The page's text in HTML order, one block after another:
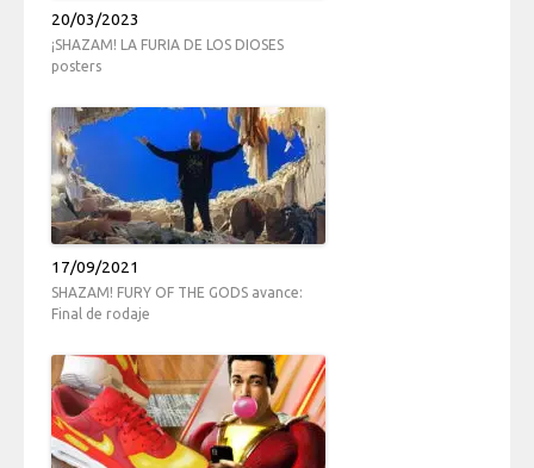
20/03/2023
¡SHAZAM! LA FURIA DE LOS DIOSES
posters
17/09/2021
SHAZAM! FURY OF THE GODS avance:
Final de rodaje